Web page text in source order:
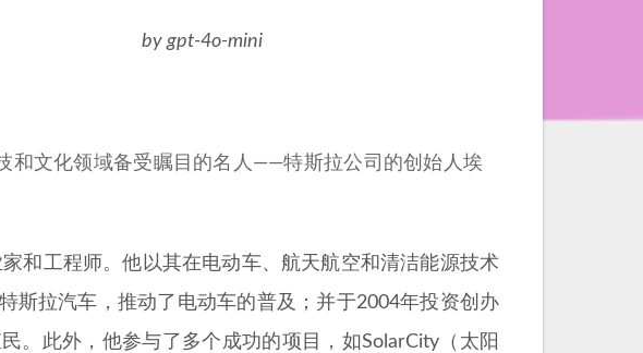
by gpt-4o-mini
和文化领域备受瞩目的名人——特斯拉公司的创始人埃
和工程师。他以其在电动车、航天航空和清洁能源技术
斯拉汽车，推动了电动车的普及；并于2004年投资创办
。此外，他参与了多个成功的项目，如SolarCity（太阳